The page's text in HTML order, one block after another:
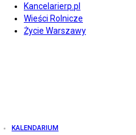
Kancelarierp.pl
Wieści Rolnicze
Życie Warszawy
KALENDARIUM